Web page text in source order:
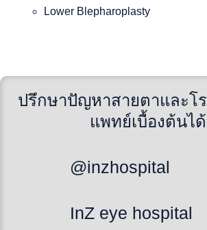
Lower Blepharoplasty
ปรึกษาปัญหาสายตาและโ
แพทย์เบื้องต้นไ
@inzhospital
InZ eye hospital